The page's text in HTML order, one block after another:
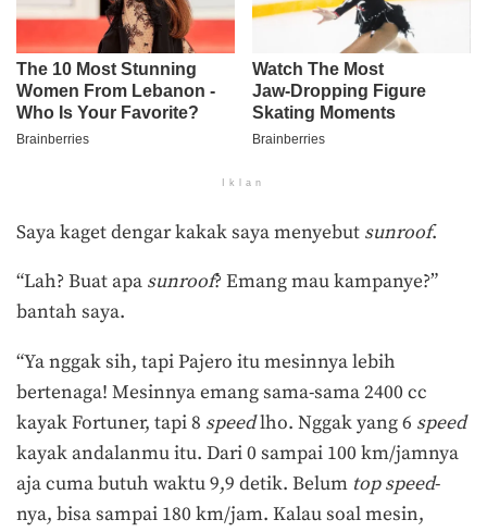
Iklan
Saya kaget dengar kakak saya menyebut sunroof.
“Lah? Buat apa sunroof? Emang mau kampanye?”
bantah saya.
“Ya nggak sih, tapi Pajero itu mesinnya lebih
bertenaga! Mesinnya emang sama-sama 2400 cc
kayak Fortuner, tapi 8 speedlho. Nggak yang 6 speed
kayak andalanmu itu. Dari 0 sampai 100 km/jamnya
aja cuma butuh waktu 9,9 detik. Belum top speed-
nya, bisa sampai 180 km/jam. Kalau soal mesin,